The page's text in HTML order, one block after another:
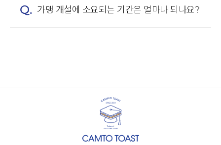
Q. 가맹 개설에 소요되는 기간은 얼마나 되나요?